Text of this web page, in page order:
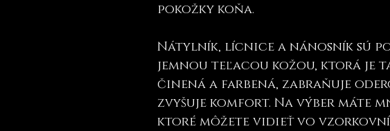
pokožky koňa.
Nátylník, lícnice a nánosník sú
jemnou teľacou kožou, ktorá je
činená a farbená, zabraňuje
zvyšuje komfort. Na výber máte
ktoré môžete vidieť vo